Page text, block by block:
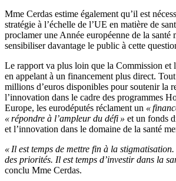
Mme Cerdas estime également qu’il est
stratégie à l’échelle de l’UE en matière de
proclamer une Année européenne de la santé
sensibiliser davantage le public à cette
Le rapport va plus loin que la Commission et
en appelant à un financement plus direct.
millions d’euros disponibles pour soutenir la
l’innovation dans le cadre des programmes
Europe, les eurodéputés réclament un «
« répondre à l’ampleur du défi » et un fonds
et l’innovation dans le domaine de la santé
« Il est temps de mettre fin à la
des priorités. Il est temps d’investir dans la
conclu Mme Cerdas.